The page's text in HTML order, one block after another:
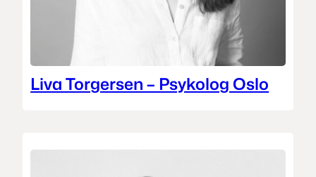
Liva Torgersen – Psykolog Oslo